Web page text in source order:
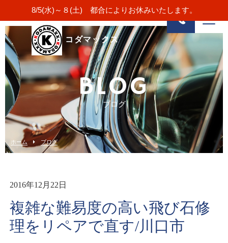
8/5(水)～８(土) 都合によりお休みいたします。
コダマックス
BLOG
ブログ
ホーム ブログ
2016年12月22日
複雑な難易度の高い飛び石修
理をリペアで直す/川口市